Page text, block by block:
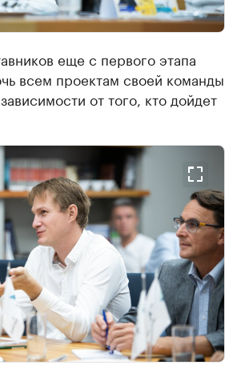
еще с первого этапа
всем проектам своей команды
от того, кто дойдет